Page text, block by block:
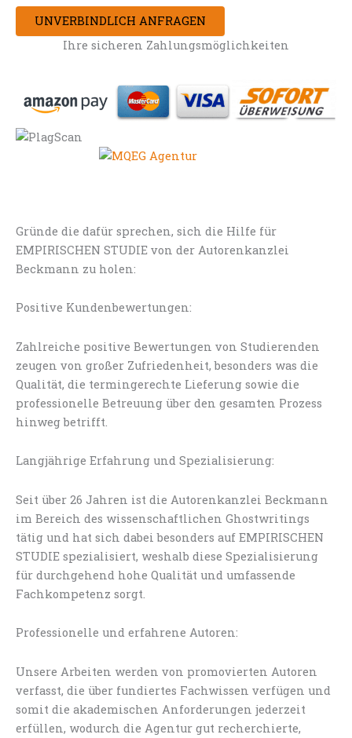
UNVERBINDLICH ANFRAGEN
Ihre sicheren Zahlungsmöglichkeiten
Gründe die dafür sprechen, sich die Hilfe für
EMPIRISCHEN STUDIE von der Autorenkanzlei
Beckmann zu holen:
Positive Kundenbewertungen:
Zahlreiche positive Bewertungen von Studierenden
zeugen von großer Zufriedenheit, besonders was die
Qualität, die termingerechte Lieferung sowie die
professionelle Betreuung über den gesamten Prozess
hinweg betrifft.
Langjährige Erfahrung und Spezialisierung:
Seit über 26 Jahren ist die Autorenkanzlei Beckmann
im Bereich des wissenschaftlichen Ghostwritings
tätig und hat sich dabei besonders auf EMPIRISCHEN
STUDIE spezialisiert, weshalb diese Spezialisierung
für durchgehend hohe Qualität und umfassende
Fachkompetenz sorgt.
Professionelle und erfahrene Autoren:
Unsere Arbeiten werden von promovierten Autoren
verfasst, die über fundiertes Fachwissen verfügen und
somit die akademischen Anforderungen jederzeit
erfüllen, wodurch die Agentur gut recherchierte,